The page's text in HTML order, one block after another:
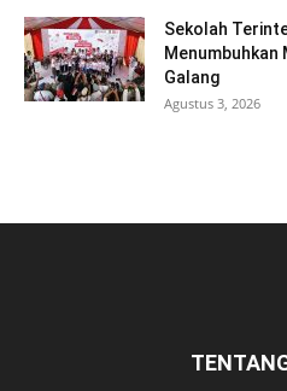
Sekolah
Menumbuhkan
Galang
Agustus 3, 2026